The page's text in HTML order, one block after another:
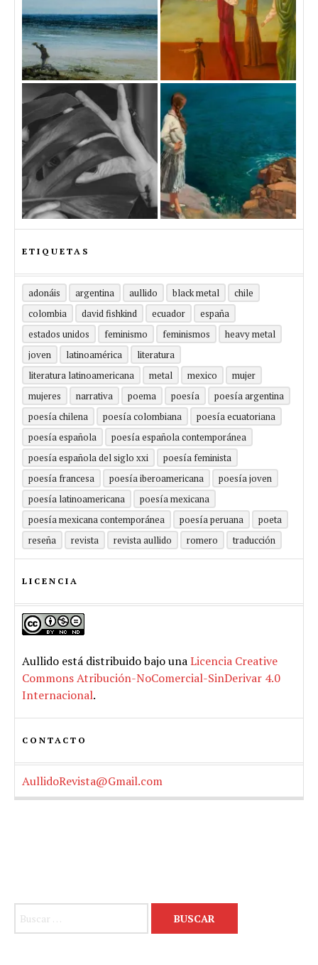
ETIQUETAS
adonáis argentina aullido black metal
chile
colombia
david fishkind ecuador
españa
estados unidos
feminismo feminismos
heavy metal
joven
latinoamérica
literatura
literatura latinoamericana
metal mexico
mujer
mujeres
narrativa poema poesía
poesía argentina
poesía chilena
poesía colombiana
poesía ecuatoriana
poesía española
poesía española contemporánea
poesía española del siglo xxi
poesía feminista
poesía francesa
poesía iberoamericana
poesía joven
poesía latinoamericana
poesía mexicana
poesía mexicana contemporánea
poesía peruana
poeta
reseña
revista revista aullido romero traducción
LICENCIA
Aullido está distribuido bajo unaLicencia Creative
Commons Atribución-NoComercial-SinDerivar 4.0
Internacional.
CONTACTO
AullidoRevista@Gmail.com